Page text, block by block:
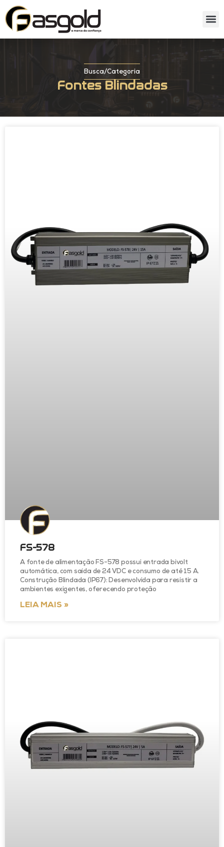
Busca/Categoria
Fontes Blindadas
FS-578
A fonte de alimentação FS-578 possui entrada bivolt
automática, com saída de 24 VDC e consumo de até 15 A.
Construção Blindada (IP67): Desenvolvida para resistir a
ambientes exigentes, oferecendo proteção
LEIA MAIS »